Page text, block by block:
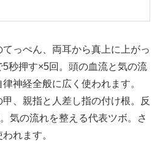
てっぺん、両耳から真上に上がっ
秒押す×5回。頭の血流と気の流
神経全般に広く使われます。
甲、親指と人差し指の付け根。反
気の流れを整える代表ツボ。さ
れます。